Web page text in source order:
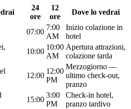
24
ore
12
ore
Dove lo vedrai
07:00
7:00
AM
Inizio colazione in
hotel
10:00
10:00
AM
Apertura attrazioni,
colazione tarda
12:00
12:00
PM
Mezzogiorno —
ultimo check-out,
pranzo
15:00
3:00
PM
Check-in hotel,
pranzo tardivo